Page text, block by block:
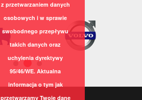
z przetwarzaniem danych
osobowych i w sprawie
swobodnego przepływu
takich danych oraz
uchylenia dyrektywy
95/46/WE. Aktualna
informacja o tym jak
przetwarzamy Twoje dane